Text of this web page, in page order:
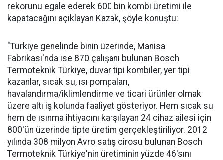
rekorunu egale ederek 600 bin kombi üretimi ile
kapatacağını açıklayan Kazak, şöyle konuştu:
"Türkiye genelinde binin üzerinde, Manisa
Fabrikası'nda ise 870 çalışanı bulunan Bosch
Termoteknik Türkiye, duvar tipi kombiler, yer tipi
kazanlar, sıcak su, ısı pompaları,
havalandırma/iklimlendirme ve ticari ürünler olmak
üzere altı iş kolunda faaliyet gösteriyor. Hem sıcak su
hem de ısınma ihtiyacını karşılayan 24 cihaz ailesi için
800'ün üzerinde tipte üretim gerçekleştiriliyor. 2012
yılında 308 milyon Avro satış cirosu bulunan Bosch
Termoteknik Türkiye'nin üretiminin yüzde 46'sını